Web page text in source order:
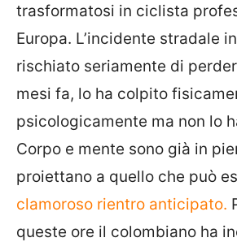
trasformatosi in ciclista
Europa. L’incidente stradale
rischiato seriamente di
mesi fa, lo ha colpito
psicologicamente ma non lo
Corpo e mente sono già in
proiettano a quello che può
clamoroso rientro anticipato.
queste ore il colombiano ha